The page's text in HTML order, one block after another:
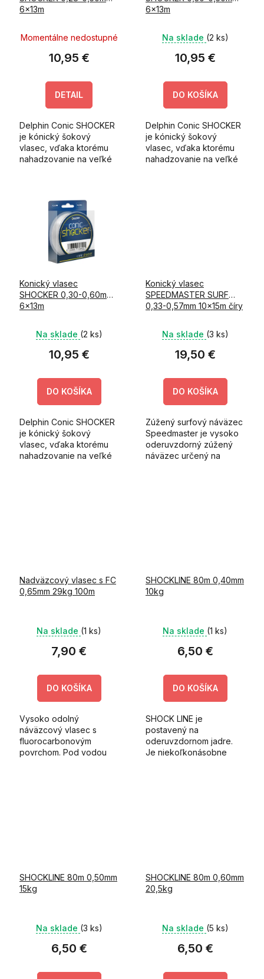
6x13m
Momentálne nedostupné
10,95 €
DETAIL
Delphin Conic SHOCKER
je kónický šokový
vlasec, vďaka ktorému
nahadzovanie na veľké
6x13m
Na sklade (2 ks)
10,95 €
DO KOŠÍKA
Delphin Conic SHOCKER
je kónický šokový
vlasec, vďaka ktorému
nahadzovanie na veľké
Konický vlasec
SHOCKER 0,30-0,60mm
6x13m
Na sklade (2 ks)
10,95 €
DO KOŠÍKA
Delphin Conic SHOCKER
je kónický šokový
vlasec, vďaka ktorému
nahadzovanie na veľké
Konický vlasec
SPEEDMASTER SURF
0,33-0,57mm 10x15m číry
Na sklade (3 ks)
19,50 €
DO KOŠÍKA
Zúžený surfový náväzec
Speedmaster je vysoko
oderuvzdorný zúžený
náväzec určený na
Nadväzcový vlasec s FC
0,65mm 29kg 100m
Na sklade (1 ks)
7,90 €
DO KOŠÍKA
Vysoko odolný
náväzcový vlasec s
fluorocarbonovým
povrchom. Pod vodou
SHOCKLINE 80m 0,40mm
10kg
Na sklade (1 ks)
6,50 €
DO KOŠÍKA
SHOCK LINE je
postavený na
oderuvzdornom jadre.
Je niekoľkonásobne
SHOCKLINE 80m 0,50mm
15kg
Na sklade (3 ks)
6,50 €
SHOCKLINE 80m 0,60mm
20,5kg
Na sklade (5 ks)
6,50 €